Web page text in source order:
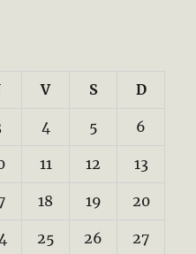
V S D
4 5 6
11 12 13
18 19 20
25 26 27